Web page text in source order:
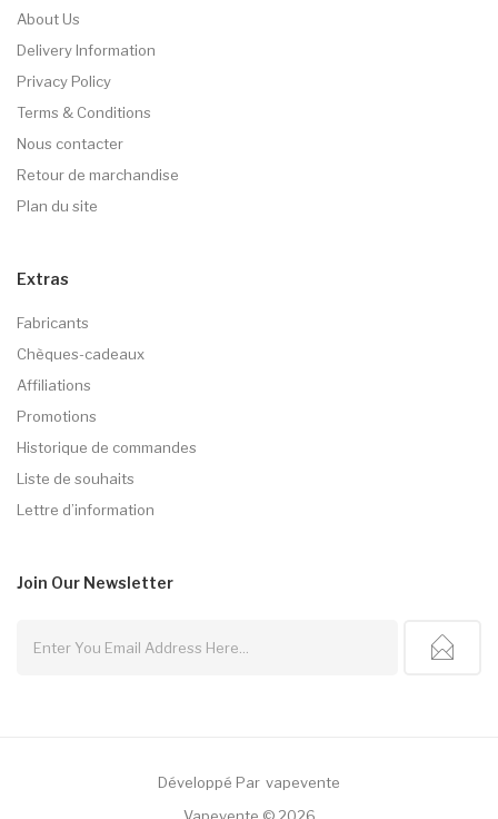
About Us
Delivery Information
Privacy Policy
Terms & Conditions
Nous contacter
Retour de marchandise
Plan du site
Extras
Fabricants
Chèques-cadeaux
Affiliations
Promotions
Historique de commandes
Liste de souhaits
Lettre d’information
Join Our Newsletter
Développé Par Vapevente
Vapevente © 2026